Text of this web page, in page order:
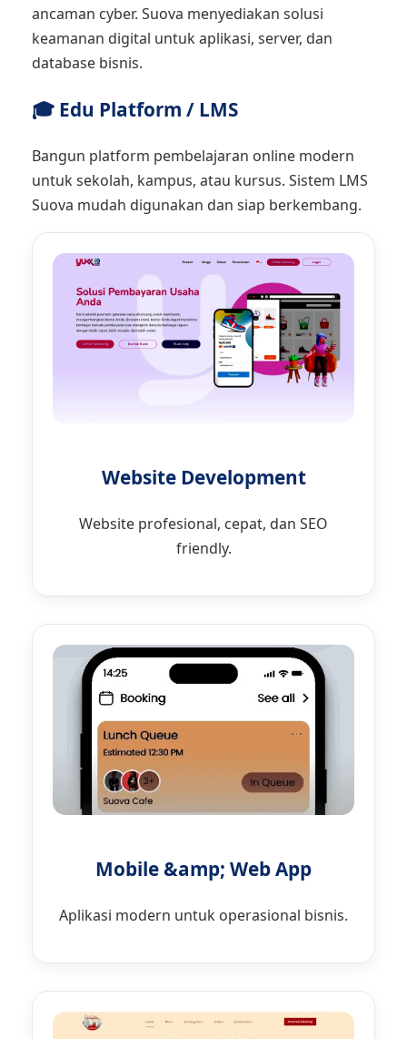
ancaman cyber. Suova menyediakan solusi
keamanan digital untuk aplikasi, server, dan
database bisnis.
🎓 Edu Platform / LMS
Bangun platform pembelajaran online modern
untuk sekolah, kampus, atau kursus. Sistem LMS
Suova mudah digunakan dan siap berkembang.
Website Development
Website profesional, cepat, dan SEO
friendly.
Mobile &amp; Web App
Aplikasi modern untuk operasional bisnis.